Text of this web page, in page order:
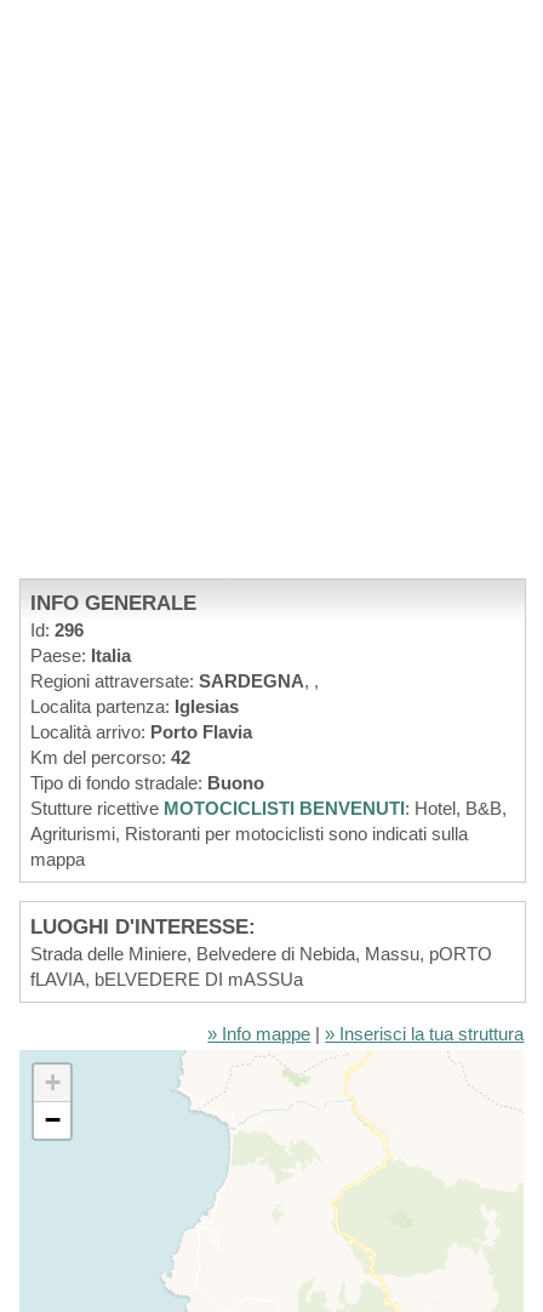
INFO GENERALE
Id: 296
Paese: Italia
Regioni attraversate: SARDEGNA, ,
Localita partenza: Iglesias
Località arrivo: Porto Flavia
Km del percorso: 42
Tipo di fondo stradale: Buono
Stutture ricettive MOTOCICLISTI BENVENUTI: Hotel, B&B,
Agriturismi, Ristoranti per motociclisti sono indicati sulla
mappa
LUOGHI D'INTERESSE:
Strada delle Miniere, Belvedere di Nebida, Massu, pORTO
fLAVIA, bELVEDERE DI mASSUa
» Info mappe |» Inserisci la tua struttura
+
−